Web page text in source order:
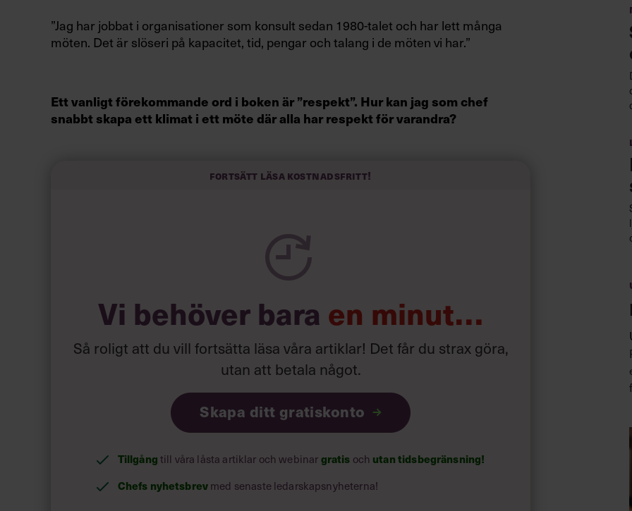
”Jag har jobbat i organisationer som konsult sedan 1980-talet och har lett många
möten. Det är slöseri på kapacitet, tid, pengar och talang i de möten vi har.”
Ett vanligt förekommande ord i boken är ”respekt”. Hur kan jag som chef
snabbt skapa ett klimat i ett möte där alla har respekt för varandra?
”Kärnan är ögonkontakt. Att du som mötesledare vågar ha ögonkontakt med de
Fortsätt läsa kostnadsfritt!
Vi behöver bara en minut…
Så roligt att du vill fortsätta läsa våra artiklar! Det får du strax göra,
utan att betala något.
Skapa ditt gratiskonto
Tillgångtill våra låsta artiklar och webinargratis och utan tidsbegränsning!
Chefs nyhetsbrevmed senaste ledarskapsnyheterna!